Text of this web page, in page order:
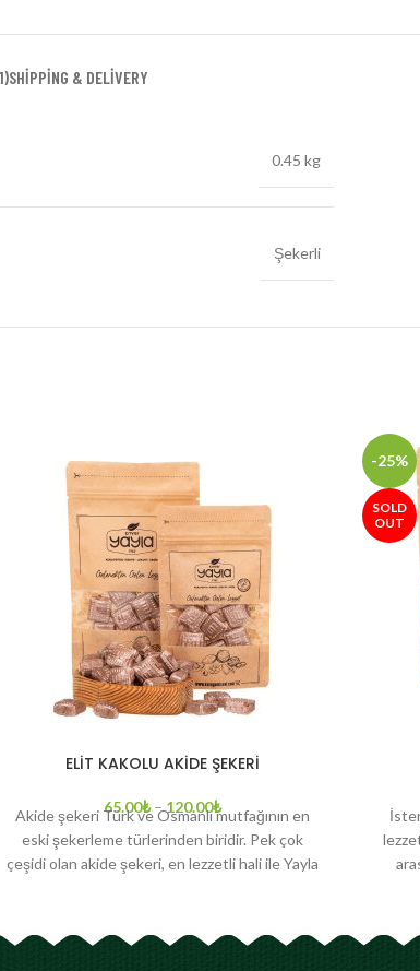
SHIPPING & DELIVERY
0.45 kg
Şekerli
ELİT KAKOLU AKİDE ŞEKERİ
65.00₺–120.00₺
Akide şekeri Türk ve Osmanlı mutfağının en
eski şekerleme türlerinden biridir. Pek çok
çeşidi olan akide şekeri, en lezzetli hali ile Yayla
-25%
SOLD
OUT